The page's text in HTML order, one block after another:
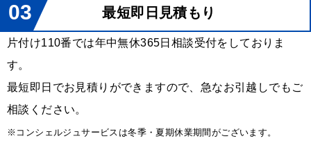
03 最短即日見積もり
片付け110番では年中無休365日相談受付をしておりま
す。
最短即日でお見積りができますので、急なお引越しでもご
相談ください。
※コンシェルジュサービスは冬季・夏期休業期間がございます。